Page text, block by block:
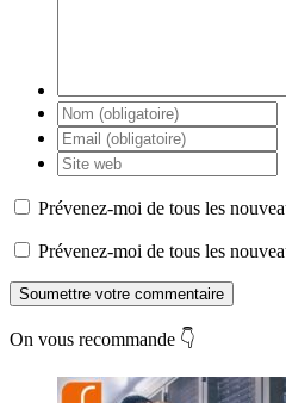
Prévenez-moi de tous les
Prévenez-moi de tous les
Soumettre votre commentaire
On vous recommande 👇